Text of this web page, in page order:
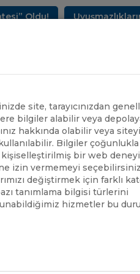
Uyuşmazlıkların
UND YAYINLARI
site, tarayıcınızdan
bilgiler alabilir veya
hakkında olabilir veya siteyi
Bilgiler
kişiselleştirilmiş bir web
izin vermemeyi
değiştirmek için farklı
tanımlama bilgisi türlerini
hizmetler bu